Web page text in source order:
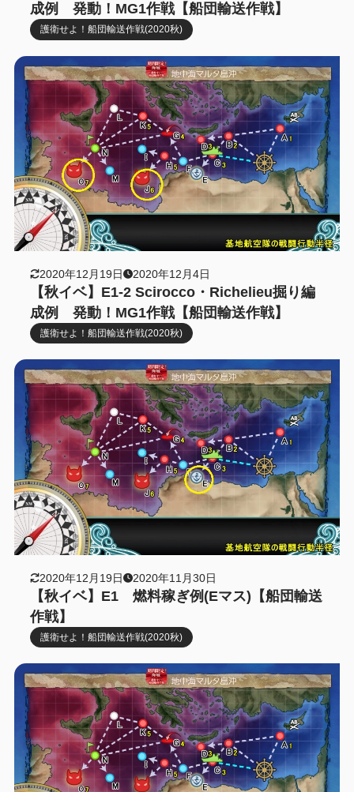
成例 発動！MG1作戦【船団輸送作戦】
護衛せよ！船団輸送作戦(2020秋)
2020年12月19日 2020年12月4日
【秋イベ】E1-2 Scirocco・Richelieu掘り編
成例 発動！MG1作戦【船団輸送作戦】
護衛せよ！船団輸送作戦(2020秋)
2020年12月19日 2020年11月30日
【秋イベ】E1 燃料稼ぎ例(Eマス)【船団輸送
作戦】
護衛せよ！船団輸送作戦(2020秋)